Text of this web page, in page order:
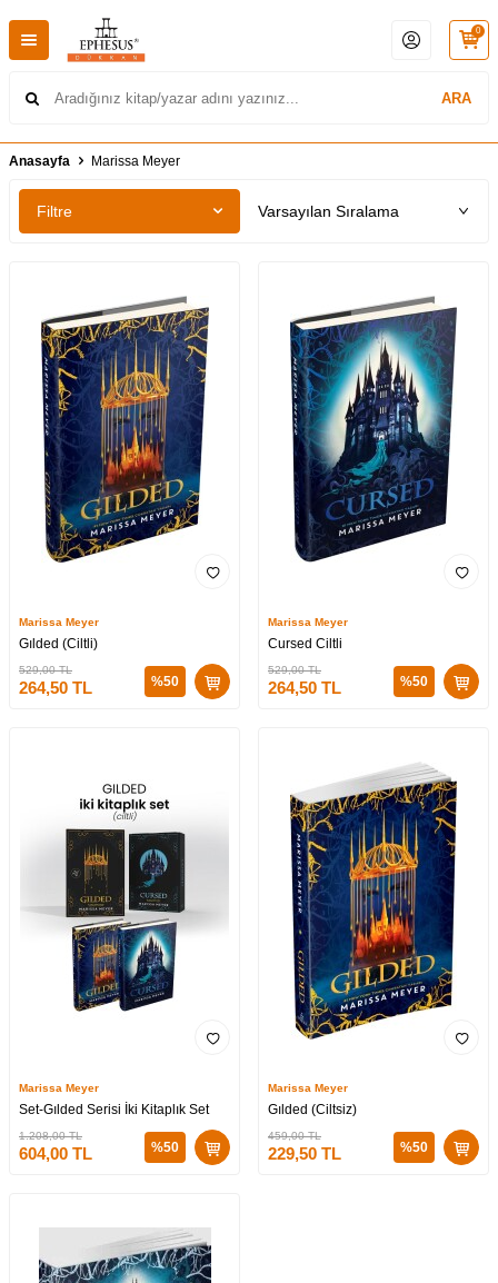
ARA
0
Anasayfa Marissa Meyer
Filtre
Marissa Meyer
Gılded (Ciltli)
529,00TL
264,50 TL %50
Marissa Meyer
Cursed Ciltli
529,00TL
264,50 TL %50
Marissa Meyer
Set-Gılded Serisi İki Kitaplık Set
1.208,00TL
604,00 TL %50
Marissa Meyer
Gılded (Ciltsiz)
459,00TL
229,50 TL %50